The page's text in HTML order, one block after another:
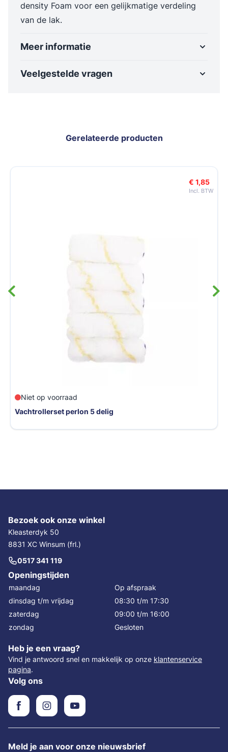
density Foam voor een gelijkmatige verdeling
van de lak.
Meer informatie
Veelgestelde vragen
Gerelateerde producten
Navigeren door de elementen van de carrousel is mogelijk met
Druk om carrousel over te slaan
Druk op om naar carrouselnavigatie te gaan
perlon 5 delig
Bezoek ook onze winkel
Kleasterdyk 50
8831 XC Winsum (frl.)
0517 341 119
Openingstijden
maandag
Op afspraak
dinsdag t/m vrijdag
08:30 t/m 17:30
zaterdag
09:00 t/m 16:00
zondag
Gesloten
Heb je een vraag?
Vind je antwoord snel en makkelijk op onze klantenservice
pagina.
Volg ons
Meld je aan voor onze nieuwsbrief